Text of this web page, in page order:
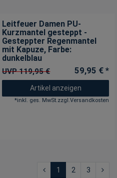
Leitfeuer Damen PU-
Kurzmantel gesteppt -
Gesteppter Regenmantel
mit Kapuze, Farbe:
dunkelblau
UVP 119,95 € 59,95 € *
Artikel anzeigen
*inkl. ges. MwSt. zzgl. Versandkosten
1 2 3